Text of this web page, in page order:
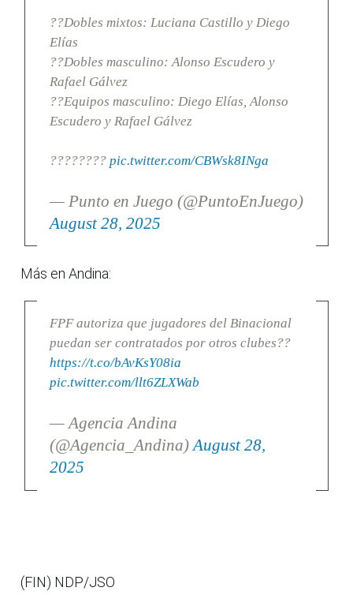
??Dobles mixtos: Luciana Castillo y Diego
Elías
??Dobles masculino: Alonso Escudero y
Rafael Gálvez
??Equipos masculino: Diego Elías, Alonso
Escudero y Rafael Gálvez
???????? pic.twitter.com/CBWsk8INga
— Punto en Juego (@PuntoEnJuego)
August 28, 2025
Más en Andina:
FPF autoriza que jugadores del Binacional
puedan ser contratados por otros clubes??
https://t.co/bAvKsY08ia
pic.twitter.com/llt6ZLXWab
— Agencia Andina
(@Agencia_Andina)August 28,
2025
(FIN) NDP/JSO